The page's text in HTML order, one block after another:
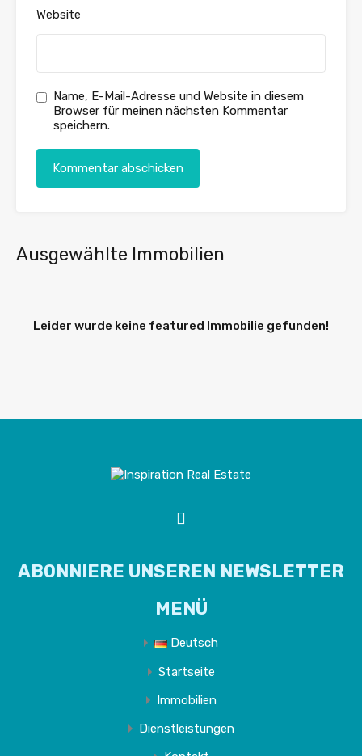
Website
Name, E-Mail-Adresse und Website in diesem
Browser für meinen nächsten Kommentar
speichern.
Ausgewählte Immobilien
Leider wurde keine featured Immobilie gefunden!
ABONNIERE UNSEREN NEWSLETTER
MENÜ
Deutsch
Startseite
Immobilien
Dienstleistungen